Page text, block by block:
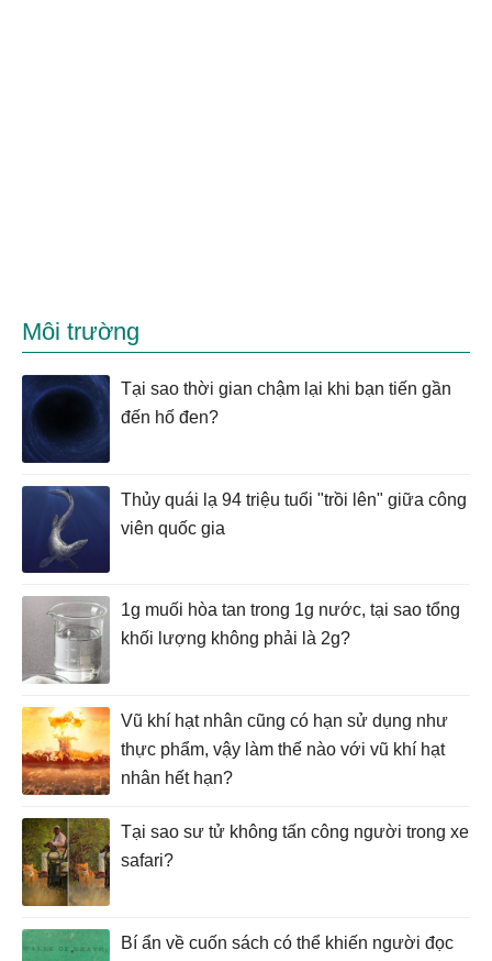
Môi trường
Tại sao thời gian chậm lại khi bạn tiến gần
đến hố đen?
Thủy quái lạ 94 triệu tuổi "trồi lên" giữa công
viên quốc gia
1g muối hòa tan trong 1g nước, tại sao tổng
khối lượng không phải là 2g?
Vũ khí hạt nhân cũng có hạn sử dụng như
thực phẩm, vậy làm thế nào với vũ khí hạt
nhân hết hạn?
Tại sao sư tử không tấn công người trong xe
safari?
Bí ẩn về cuốn sách có thể khiến người đọc